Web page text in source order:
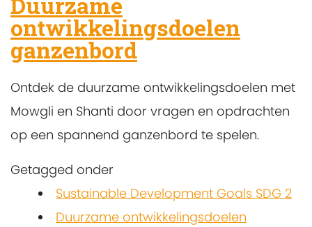
ontwikkelingsdoelen
ganzenbord
Ontdek de duurzame ontwikkelingsdoelen met
Mowgli en Shanti door vragen en opdrachten
op een spannend ganzenbord te spelen.
Getagged onder
Sustainable Development Goals SDG 2
Duurzame ontwikkelingsdoelen